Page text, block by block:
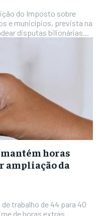
do Imposto sobre
e municípios, prevista na
disputas bilionárias...
mantém horas
ampliação da
trabalho de 44 para 40
de horas extras